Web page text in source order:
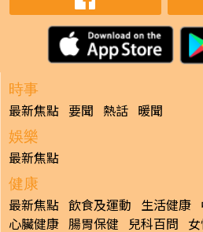
時事
最新焦點 要聞 熱話 暖聞
娛樂
最新焦點
健康
最新焦點 飲食及運動 生活健康
心臟健康 腸胃保健 兒科百問